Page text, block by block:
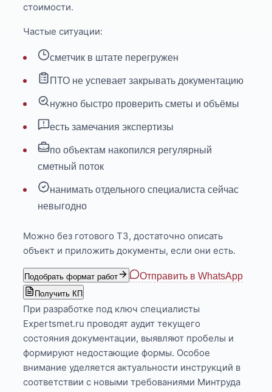
стоимости.
Частые ситуации:
сметчик в штате перегружен
ПТО не успевает закрывать документацию
нужно быстро проверить сметы и объёмы
есть замечания экспертизы
по объектам накопился регулярный
сметный поток
нанимать отдельного специалиста сейчас
невыгодно
Можно без готового ТЗ, достаточно описать
объект и приложить документы, если они есть.
Подобрать формат работ Отправить в WhatsApp
Получить КП
При разработке под ключ специалисты
Expertsmet.ru проводят аудит текущего
состояния документации, выявляют пробелы и
формируют недостающие формы. Особое
внимание уделяется актуальности инструкций в
соответствии с новыми требованиями Минтруда